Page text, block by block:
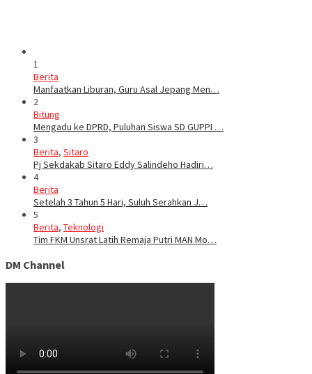
1
Berita
Manfaatkan Liburan, Guru Asal Jepang Men…
2
Bitung
Mengadu ke DPRD, Puluhan Siswa SD GUPPI …
3
Berita, Sitaro
Pj Sekdakab Sitaro Eddy Salindeho Hadiri…
4
Berita
Setelah 3 Tahun 5 Hari, Suluh Serahkan J…
5
Berita, Teknologi
Tim FKM Unsrat Latih Remaja Putri MAN Mo…
DM Channel